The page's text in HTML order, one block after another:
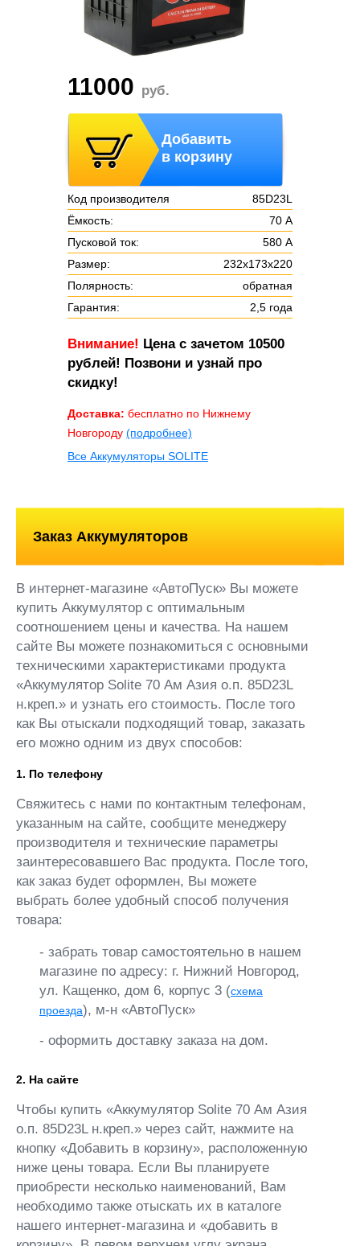
11000 руб.
Добавить
в корзину
Код производителя
85D23L
Ёмкость:
70 А
Пусковой ток:
580 А
Размер:
232х173х220
Полярность:
обратная
Гарантия:
2,5 года
Внимание! Цена с зачетом 10500
рублей! Позвони и узнай про
скидку!
Доставка: бесплатно по Нижнему
Новгороду (подробнее)
Все Аккумуляторы SOLITE
Заказ Аккумуляторов
В интернет-магазине «АвтоПуск» Вы можете
купить Аккумулятор с оптимальным
соотношением цены и качества. На нашем
сайте Вы можете познакомиться с основными
техническими характеристиками продукта
«Аккумулятор Solite 70 Ам Азия о.п. 85D23L
н.креп.» и узнать его стоимость. После того
как Вы отыскали подходящий товар, заказать
его можно одним из двух способов:
1. По телефону
Свяжитесь с нами по контактным телефонам,
указанным на сайте, сообщите менеджеру
производителя и технические параметры
заинтересовавшего Вас продукта. После того,
как заказ будет оформлен, Вы можете
выбрать более удобный способ получения
товара:
- забрать товар самостоятельно в нашем
магазине по адресу: г. Нижний Новгород,
ул. Кащенко, дом 6, корпус 3 (схема
проезда), м-н «АвтоПуск»
- оформить доставку заказа на дом.
2. На сайте
Чтобы купить «Аккумулятор Solite 70 Ам Азия
о.п. 85D23L н.креп.» через сайт, нажмите на
кнопку «Добавить в корзину», расположенную
ниже цены товара. Если Вы планируете
приобрести несколько наименований, Вам
необходимо также отыскать их в каталоге
нашего интернет-магазина и «добавить в